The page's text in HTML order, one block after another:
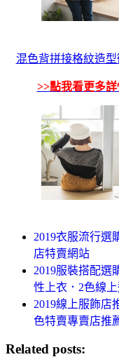
混色背拼接格紋造
>>點我看更多詳
2019衣服流行選
店特賣網站
2019服裝搭配選
性上衣．2色線
2019線上服飾店
色特賣專賣店推
Related posts: